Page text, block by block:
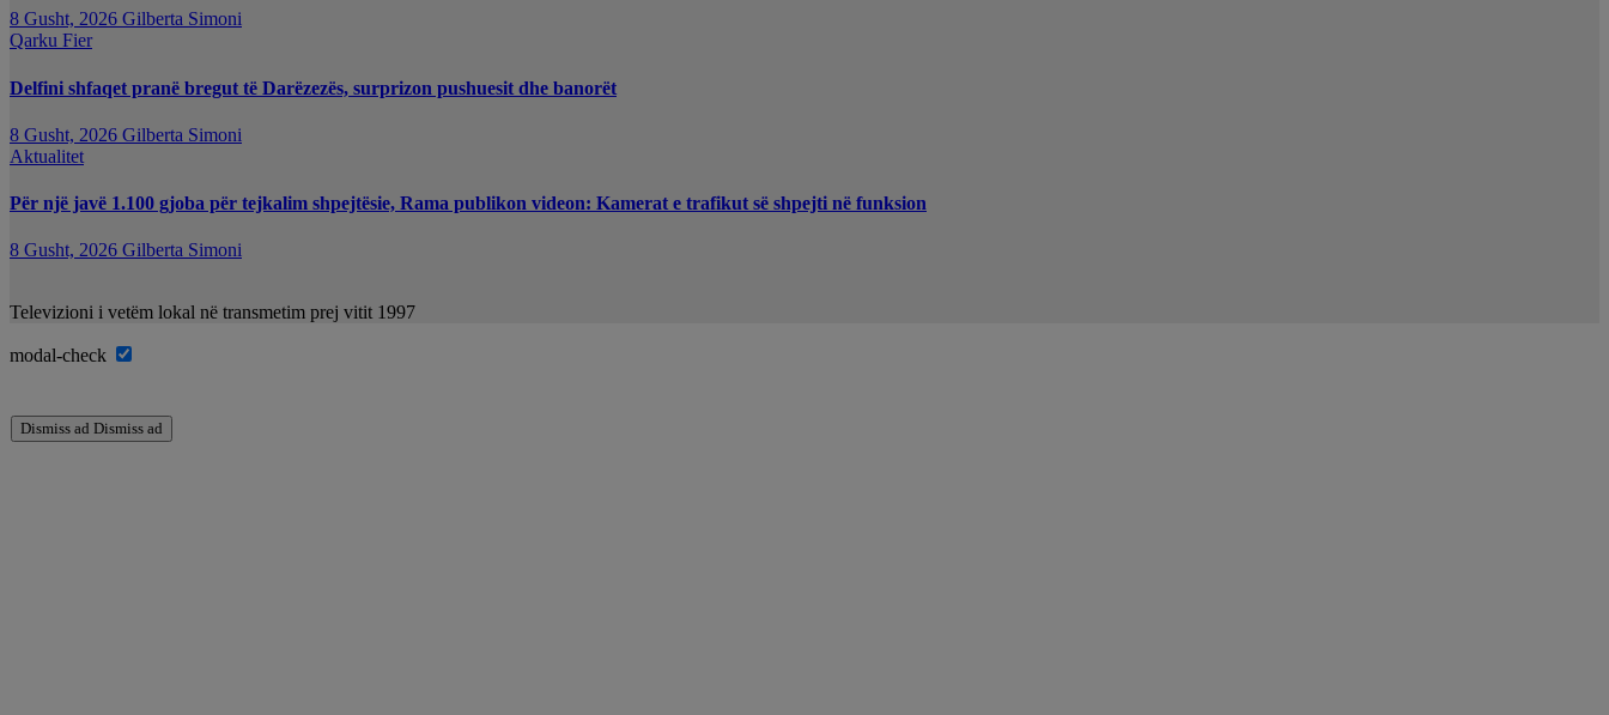
8 Gusht, 2026 Gilberta Simoni
Qarku Fier
Delfini shfaqet pranë bregut të Darëzezës, surprizon pushuesit dhe banorët
8 Gusht, 2026 Gilberta Simoni
Aktualitet
Për një javë 1.100 gjoba për tejkalim shpejtësie, Rama publikon videon: Kamerat e trafikut së shpejti në funksion
8 Gusht, 2026 Gilberta Simoni
Televizioni i vetëm lokal në transmetim prej vitit 1997
modal-check
Dismiss ad Dismiss ad